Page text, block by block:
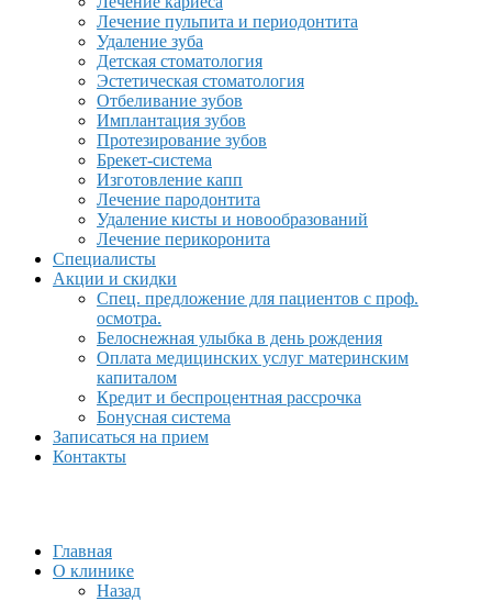
Лечение пульпита и периодонтита
Удаление зуба
Детская стоматология
Эстетическая стоматология
Отбеливание зубов
Имплантация зубов
Протезирование зубов
Брекет-система
Изготовление капп
Лечение пародонтита
Удаление кисты и новообразований
Лечение перикоронита
Специалисты
Акции и скидки
Спец. предложение для пациентов с проф.
осмотра.
Белоснежная улыбка в день рождения
Оплата медицинских услуг материнским
капиталом
Кредит и беспроцентная рассрочка
Бонусная система
Записаться на прием
Контакты
Главная
О клинике
Назад